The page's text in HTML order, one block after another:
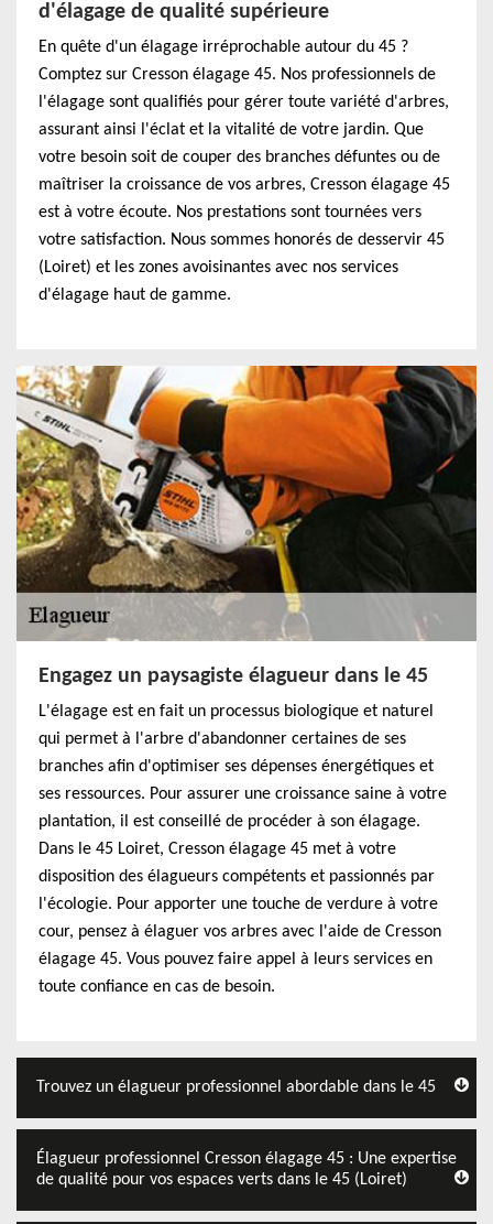
d'élagage de qualité supérieure
En quête d'un élagage irréprochable autour du 45 ?
Comptez sur Cresson élagage 45. Nos professionnels de
l'élagage sont qualifiés pour gérer toute variété d'arbres,
assurant ainsi l'éclat et la vitalité de votre jardin. Que
votre besoin soit de couper des branches défuntes ou de
maîtriser la croissance de vos arbres, Cresson élagage 45
est à votre écoute. Nos prestations sont tournées vers
votre satisfaction. Nous sommes honorés de desservir 45
(Loiret) et les zones avoisinantes avec nos services
d'élagage haut de gamme.
Engagez un paysagiste élagueur dans le 45
L'élagage est en fait un processus biologique et naturel
qui permet à l'arbre d'abandonner certaines de ses
branches afin d'optimiser ses dépenses énergétiques et
ses ressources. Pour assurer une croissance saine à votre
plantation, il est conseillé de procéder à son élagage.
Dans le 45 Loiret, Cresson élagage 45 met à votre
disposition des élagueurs compétents et passionnés par
l'écologie. Pour apporter une touche de verdure à votre
cour, pensez à élaguer vos arbres avec l'aide de Cresson
élagage 45. Vous pouvez faire appel à leurs services en
toute confiance en cas de besoin.
Trouvez un élagueur professionnel abordable dans le 45
Élagueur professionnel Cresson élagage 45 : Une expertise
de qualité pour vos espaces verts dans le 45 (Loiret)